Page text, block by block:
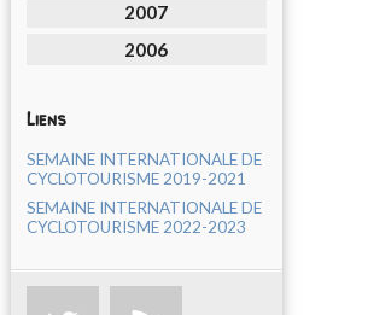
2007
2006
Liens
SEMAINE INTERNATIONALE DE
CYCLOTOURISME 2019-2021
SEMAINE INTERNATIONALE DE
CYCLOTOURISME 2022-2023